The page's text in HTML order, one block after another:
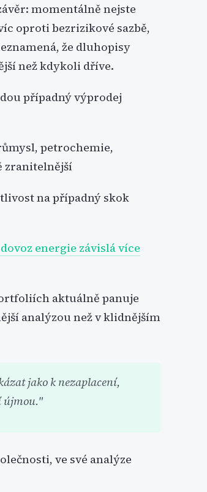
momentálně nejste
oproti bezrizikové sazbě,
že dluhopisy
než kdykoli dříve.
případný výprodej
petrochemie,
zranitelnější
na případný skok
energie závislá více
aktuálně panuje
analýzou než v klidnějším
jako k nezaplacení,
újmou."
ve své analýze